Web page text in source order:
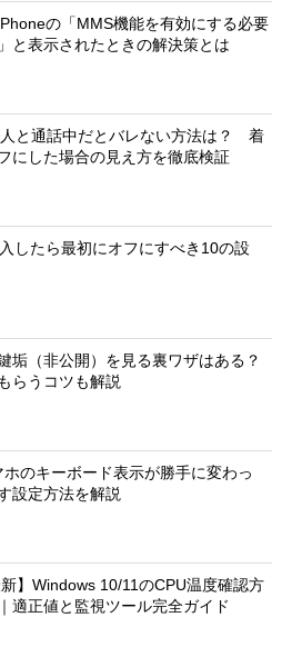
の「MMS機能を有効にする必要
と表示されたときの解決策とは
と通話中だとバレない方法は？ 着
にした場合の見え方を徹底検証
したら最初にオフにすべき10の設
垢（非公開）を見る裏ワザはある？
らうコツも解説
のキーボード表示が勝手に変わっ
設定方法を解説
新】Windows 10/11のCPU温度確認方
適正値と監視ツール完全ガイド